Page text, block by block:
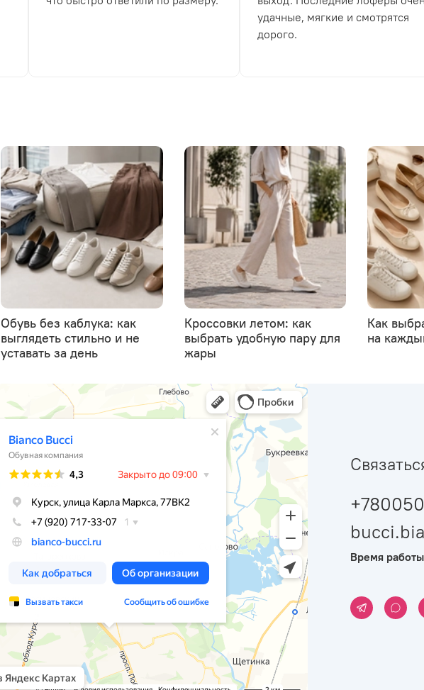
удачные, мягкие и смотрятся
дорого.
Обувь без каблука: как
выглядеть стильно и не
уставать за день
Кроссовки летом: как
выбрать удобную пару для
жары
Как
на
Время